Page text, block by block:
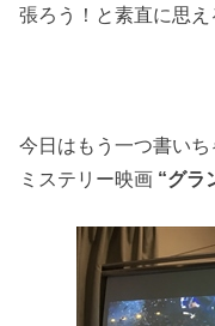
張ろう！と素直に思え
今日はもう一つ書いち
ミステリー映画 “グラ